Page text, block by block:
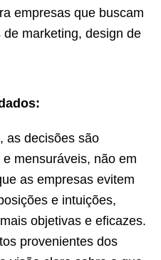
empresas que buscam
marketing, design de
as decisões são
mensuráveis, não em
as empresas evitem
e intuições,
objetivas e eficazes.
provenientes dos